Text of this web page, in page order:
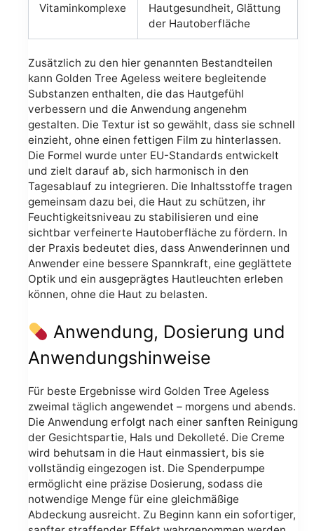
Vitaminkomplexe
Hautgesundheit, Glättung
der Hautoberfläche
Zusätzlich zu den hier genannten Bestandteilen
kann Golden Tree Ageless weitere begleitende
Substanzen enthalten, die das Hautgefühl
verbessern und die Anwendung angenehm
gestalten. Die Textur ist so gewählt, dass sie schnell
einzieht, ohne einen fettigen Film zu hinterlassen.
Die Formel wurde unter EU-Standards entwickelt
und zielt darauf ab, sich harmonisch in den
Tagesablauf zu integrieren. Die Inhaltsstoffe tragen
gemeinsam dazu bei, die Haut zu schützen, ihr
Feuchtigkeitsniveau zu stabilisieren und eine
sichtbar verfeinerte Hautoberfläche zu fördern. In
der Praxis bedeutet dies, dass Anwenderinnen und
Anwender eine bessere Spannkraft, eine geglättete
Optik und ein ausgeprägtes Hautleuchten erleben
können, ohne die Haut zu belasten.
Anwendung, Dosierung und
Anwendungshinweise
Für beste Ergebnisse wird Golden Tree Ageless
zweimal täglich angewendet – morgens und abends.
Die Anwendung erfolgt nach einer sanften Reinigung
der Gesichtspartie, Hals und Dekolleté. Die Creme
wird behutsam in die Haut einmassiert, bis sie
vollständig eingezogen ist. Die Spenderpumpe
ermöglicht eine präzise Dosierung, sodass die
notwendige Menge für eine gleichmäßige
Abdeckung ausreicht. Zu Beginn kann ein sofortiger,